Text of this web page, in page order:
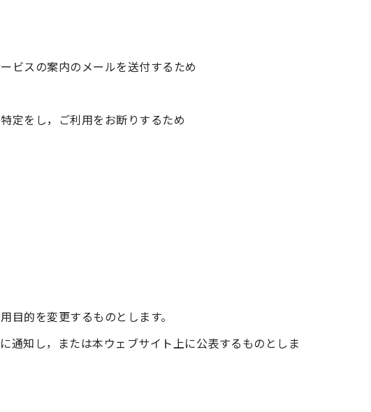
ビスの案内のメールを送付するため
定をし，ご利用をお断りするため
的を変更するものとします。
通知し，または本ウェブサイト上に公表するものとしま